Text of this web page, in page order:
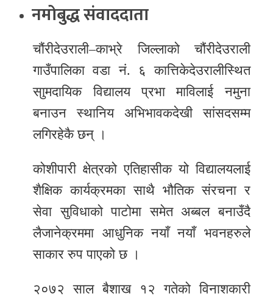
नमोबुद्ध
English
नमोबुद्ध संवाददाता
चौंरीदेउराली–काभ्रे जिल्लाको चौंरीदेउराली
गाउँपालिका वडा नं. ६ कात्तिकेदेउरालीस्थित
साुमदायिक विद्यालय प्रभा माविलाई नमुना
बनाउन स्थानिय अभिभावकदेखी सांसदसम्म
लगिरहेकै छन् ।
कोशीपारी क्षेत्रको एतिहासीक यो विद्यालयलाई
शैक्षिक कार्यक्रमका साथै भौतिक संरचना र
सेवा सुविधाको पाटोमा समेत अब्बल बनाउँदै
लैजानेक्रममा आधुनिक नयाँ नयाँ भवनहरुले
साकार रुप पाएको छ ।
२०७२ साल बैशाख १२ गतेको विनाशकारी